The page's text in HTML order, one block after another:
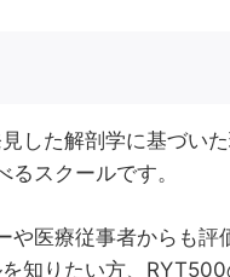
した解剖学に基づい
スクールです。
や医療従事者からも評
知りたい方、RYT500